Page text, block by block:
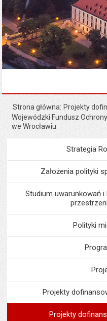
Strona główna Projekty
Wojewódzki Fundusz
we Wrocławiu
Strategia
Założenia polityki
Studium uwarunkowań
Polityki
Projekty
Projekty